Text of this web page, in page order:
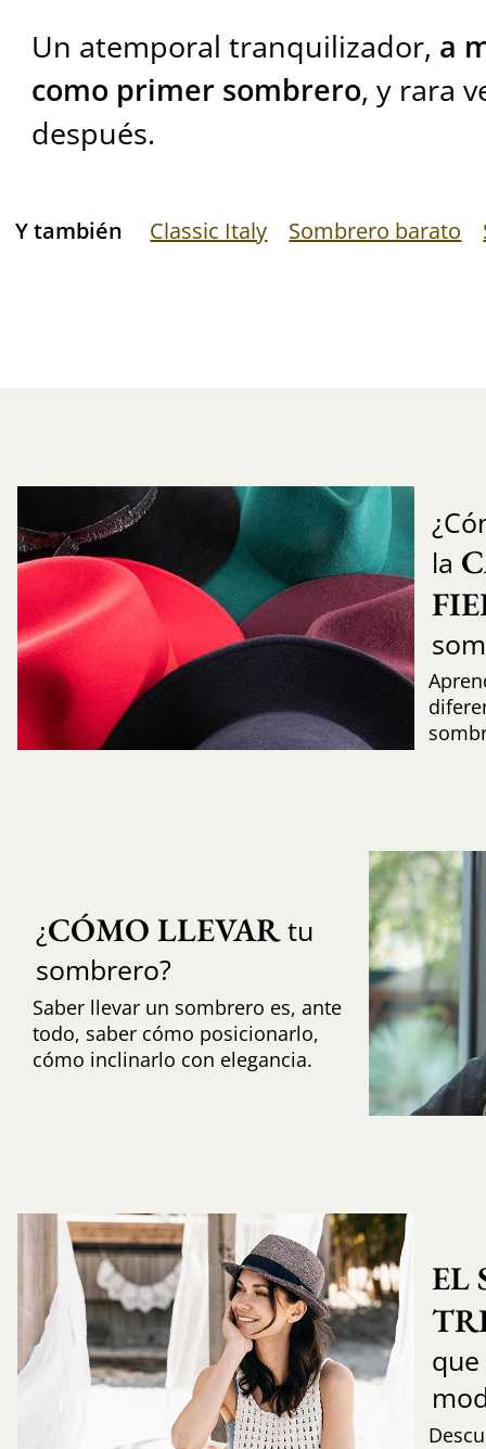
Un atemporal tranquilizador, a
como primer sombrero, y rara
después.
Y también Classic Italy Sombrero barato
la
¿CÓMO LLEVARtu
sombrero?
Saber llevar un sombrero es, ante
todo, saber cómo posicionarlo,
cómo inclinarlo con elegancia.
EL